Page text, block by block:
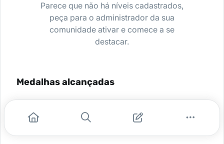
Parece que não há níveis cadastrados,
peça para o administrador da sua
comunidade ativar e comece a se
destacar.
Medalhas alcançadas
Nenhuma medalha encontrada